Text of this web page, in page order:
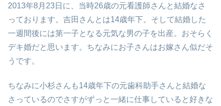
2013年8月23日に、当時26歳の元看護師さんと結婚なさ
っております。吉田さんとは14歳年下。そして結婚した
一週間後には第一子となる元気な男の子を出産。おそらく
デキ婚だと思います。ちなみにお子さんはお嫁さん似だそ
うです。
ちなみに小杉さんも14歳年下の元歯科助手さんと結婚な
さっているのでさすがずっと一緒に仕事していると好きな